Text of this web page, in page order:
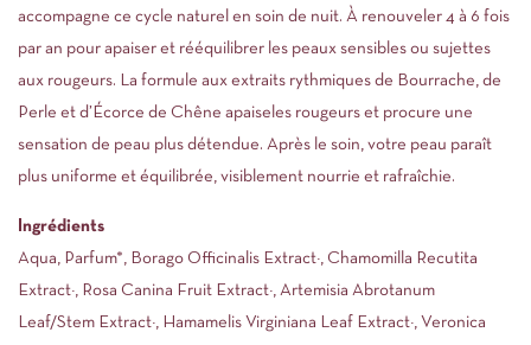
accompagne ce cycle naturel en soin de nuit. À renouveler 4 à 6 fois
par an pour apaiser et rééquilibrer les peaux sensibles ou sujettes
aux rougeurs. La formule aux extraits rythmiques de Bourrache, de
Perle et d’Écorce de Chêne apaiseles rougeurs et procure une
sensation de peau plus détendue. Après le soin, votre peau paraît
plus uniforme et équilibrée, visiblement nourrie et rafraîchie.
Ingrédients
Aqua, Parfum*, Borago Officinalis Extract¹, Chamomilla Recutita
Extract¹, Rosa Canina Fruit Extract¹, Artemisia Abrotanum
Leaf/Stem Extract¹, Hamamelis Virginiana Leaf Extract¹, Veronica